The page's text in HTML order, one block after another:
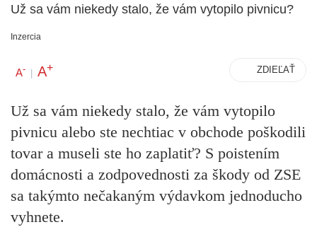
Už sa vám niekedy stalo, že vám vytopilo pivnicu?
Inzercia
A- | A+ ZDIEĽAŤ
Už sa vám niekedy stalo, že vám vytopilo
pivnicu alebo ste nechtiac v obchode poškodili
tovar a museli ste ho zaplatiť? S poistením
domácnosti a zodpovednosti za škody od ZSE
sa takýmto nečakaným výdavkom jednoducho
vyhnete.